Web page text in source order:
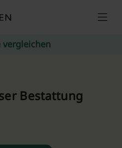
vergleichen
Bestattung